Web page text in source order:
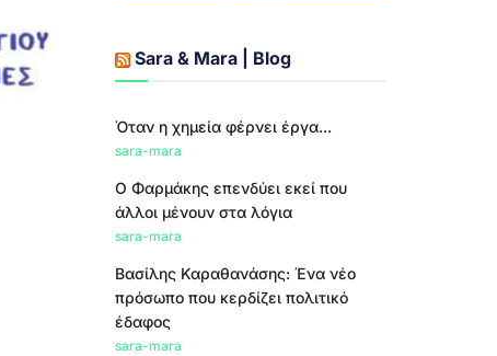
Sara & Mara | Blog
Όταν η χημεία φέρνει έργα...
sara-mara
Ο Φαρμάκης επενδύει εκεί που
άλλοι μένουν στα λόγια
sara-mara
Βασίλης Καραθανάσης: Ένα νέο
πρόσωπο που κερδίζει πολιτικό
έδαφος
sara-mara